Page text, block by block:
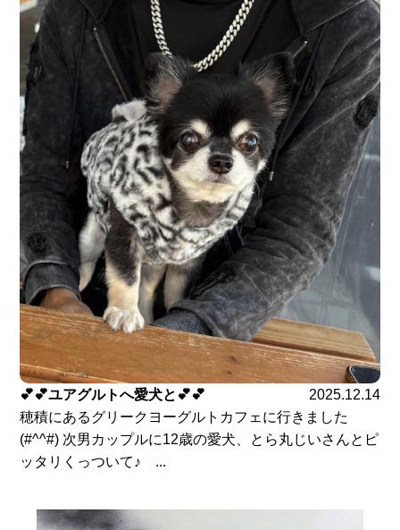
💕💕ユアグルトへ愛犬と💕💕
2025.12.14
穂積にあるグリークヨーグルトカフェに行きました
(#^^#) 次男カップルに12歳の愛犬、とら丸じいさんとピ
ッタリくっついて♪ ...